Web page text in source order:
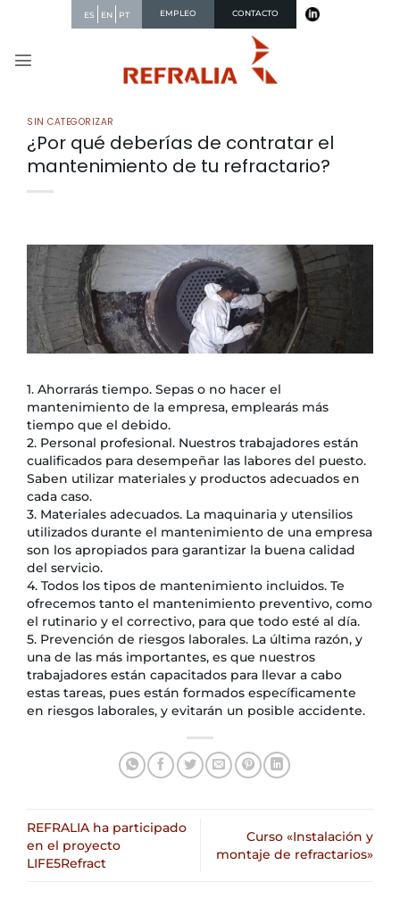
ES EN PT EMPLEO CONTACTO
SIN CATEGORIZAR
¿Por qué deberías de contratar el
mantenimiento de tu refractario?
1. Ahorrarás tiempo. Sepas o no hacer el
mantenimiento de la empresa, emplearás más
tiempo que el debido.
2. Personal profesional. Nuestros trabajadores están
cualificados para desempeñar las labores del puesto.
Saben utilizar materiales y productos adecuados en
cada caso.
3. Materiales adecuados. La maquinaria y utensilios
utilizados durante el mantenimiento de una empresa
son los apropiados para garantizar la buena calidad
del servicio.
4. Todos los tipos de mantenimiento incluidos. Te
ofrecemos tanto el mantenimiento preventivo, como
el rutinario y el correctivo, para que todo esté al día.
5. Prevención de riesgos laborales. La última razón, y
una de las más importantes, es que nuestros
trabajadores están capacitados para llevar a cabo
estas tareas, pues están formados específicamente
en riesgos laborales, y evitarán un posible accidente.
REFRALIA ha participado
en el proyecto
LIFE5Refract
Curso «Instalación y
montaje de refractarios»